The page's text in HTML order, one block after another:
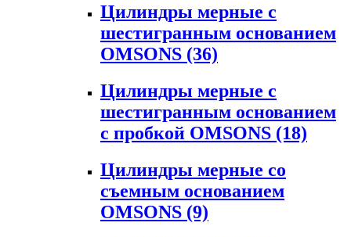
Цилиндры мерные с
шестигранным основанием
OMSONS (36)
Цилиндры мерные с
шестигранным основанием
с пробкой OMSONS (18)
Цилиндры мерные со
съемным основанием
OMSONS (9)